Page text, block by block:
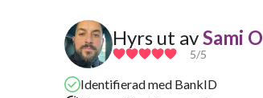
Hyrs ut avSami O
5/5
Identifierad med BankID